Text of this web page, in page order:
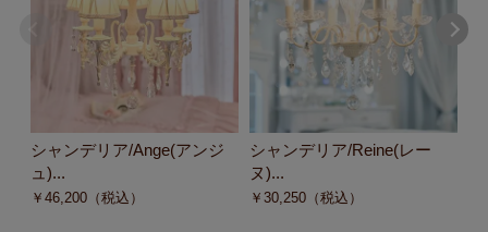
シャンデリア/Ange(アンジ
ュ)...
￥46,200 （税込）
シャンデリア/Reine(レー
ヌ)...
￥30,250 （税込）